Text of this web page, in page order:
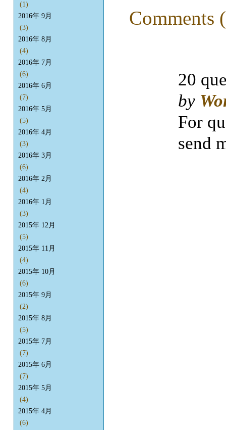
Comments
(1)
2016年 9月
(3)
2016年 8月
(4)
2016年 7月
(6)
2016年 6月
(7)
2016年 5月
(5)
2016年 4月
(3)
2016年 3月
(6)
2016年 2月
(4)
2016年 1月
(3)
2015年 12月
(5)
2015年 11月
(4)
2015年 10月
(6)
2015年 9月
(2)
2015年 8月
(5)
2015年 7月
(7)
2015年 6月
(7)
2015年 5月
(4)
2015年 4月
(6)
20
by
For
send